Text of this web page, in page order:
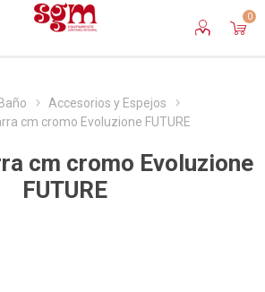
0
Baño
Accesorios y Espejos
cm cromo Evoluzione FUTURE
cm cromo Evoluzione
FUTURE